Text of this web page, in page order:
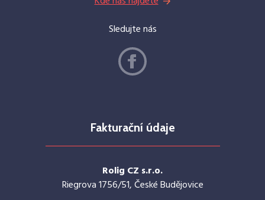
Sledujte nás
Fakturační údaje
Rolig CZ s.r.o.
Riegrova 1756/51, České Budějovice